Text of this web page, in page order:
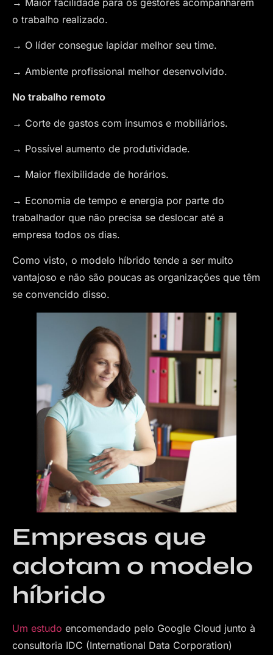
→ Maior facilidade para os gestores acompanharem
o trabalho realizado.
→ O líder consegue lapidar melhor seu time.
→ Ambiente profissional melhor desenvolvido.
No trabalho remoto
→ Corte de gastos com insumos e mobiliários.
→ Possível aumento de produtividade.
→ Maior flexibilidade de horários.
→ Economia de tempo e energia por parte do
trabalhador que não precisa se deslocar até a
empresa todos os dias.
Como visto, o modelo híbrido tende a ser muito
vantajoso e não são poucas as organizações que têm
se convencido disso.
Empresas que
adotam o modelo
híbrido
Um estudo encomendado pelo Google Cloud junto à
consultoria IDC (International Data Corporation)